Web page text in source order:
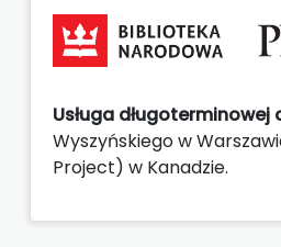
Usługa długoterminowej
Wyszyńskiego w
Project) w Kanadzie.